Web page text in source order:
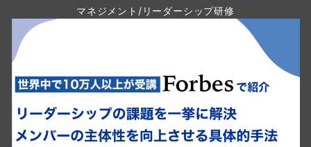
マネジメント/リーダーシップ研修